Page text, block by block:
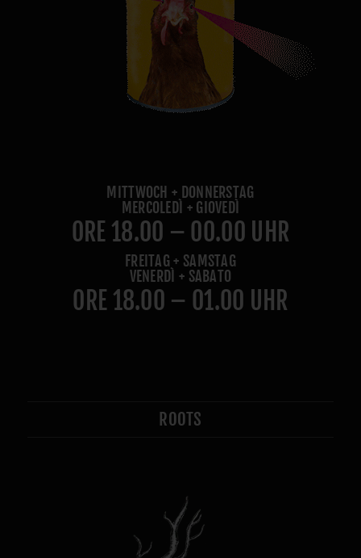
MITTWOCH + DONNERSTAG
MERCOLEDÌ + GIOVEDÌ
ORE 18.00 – 00.00 UHR
FREITAG + SAMSTAG
VENERDÌ + SABATO
ORE 18.00 – 01.00 UHR
ROOTS